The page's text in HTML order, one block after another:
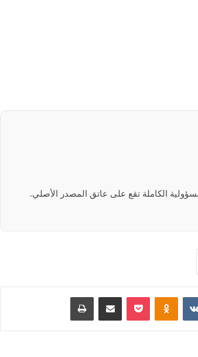
الكاملة تقع على عاتق المصدر الأصلي.
‏VKontakte
Odnoklassniki
‫Pocket مشاركة عبر البريد طباعة